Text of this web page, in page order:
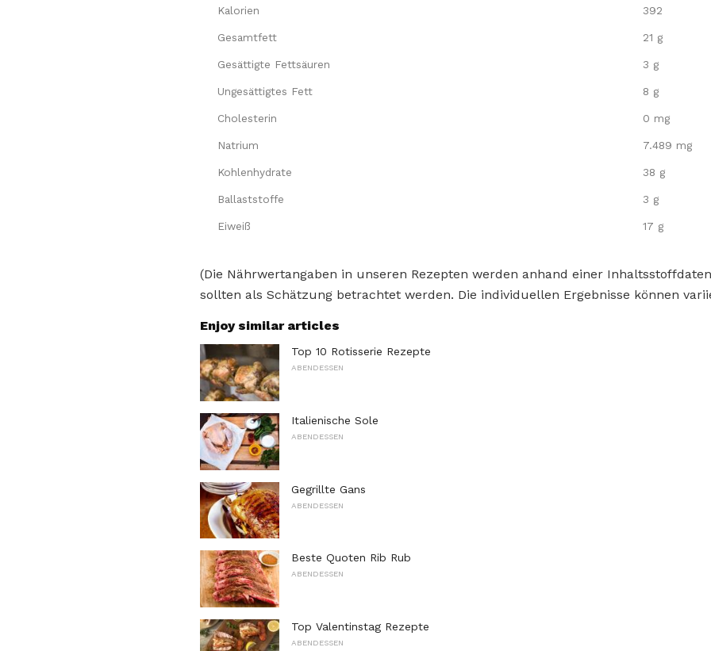
Kalorien 392
Gesamtfett 21 g
Gesättigte Fettsäuren 3 g
Ungesättigtes Fett 8 g
Cholesterin 0 mg
Natrium 7.489 mg
Kohlenhydrate 38 g
Ballaststoffe 3 g
Eiweiß 17 g
(Die Nährwertangaben in unseren Rezepten werden anhand einer
sollten als Schätzung betrachtet werden. Die individuellen Ergebnisse können
Enjoy similar articles
Top 10 Rotisserie Rezepte
ABENDESSEN
Italienische Sole
ABENDESSEN
Gegrillte Gans
ABENDESSEN
Beste Quoten Rib Rub
ABENDESSEN
Top Valentinstag Rezepte
ABENDESSEN